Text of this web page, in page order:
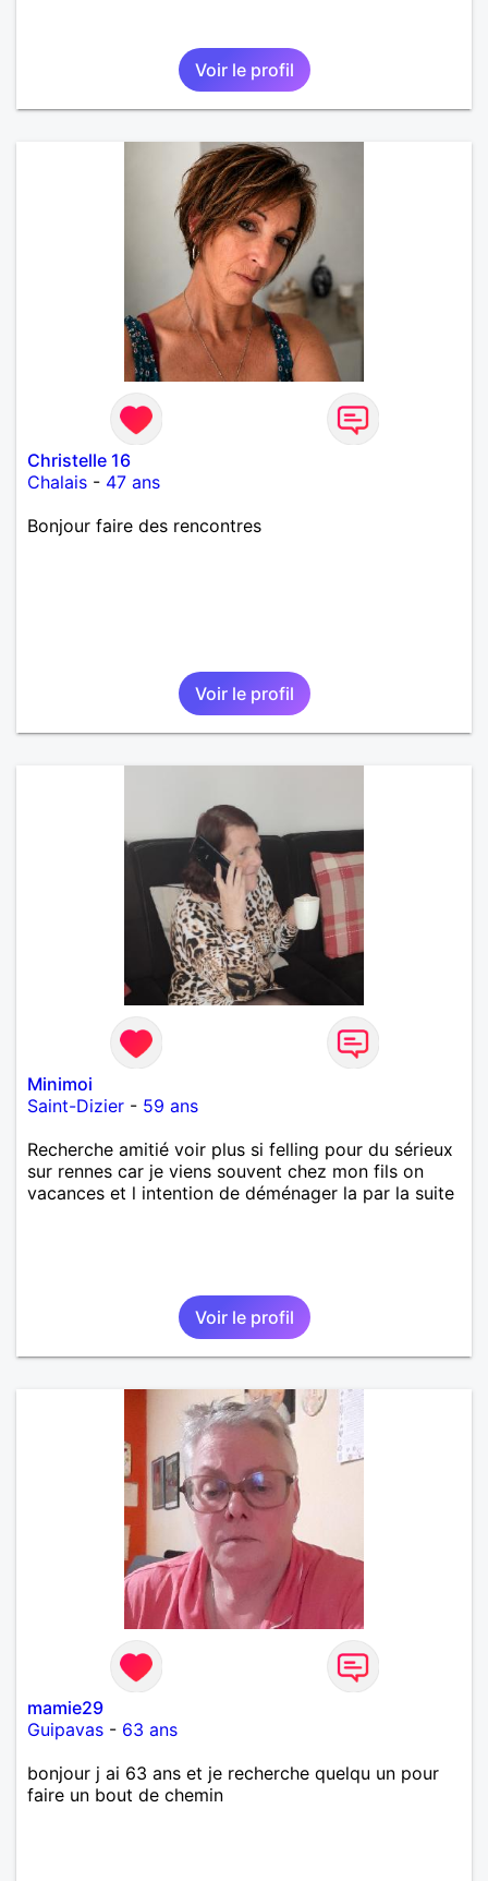
Voir le profil
Christelle 16
Chalais - 47 ans
Bonjour faire des rencontres
Voir le profil
Minimoi
Saint-Dizier - 59 ans
Recherche amitié voir plus si felling pour du sérieux
sur rennes car je viens souvent chez mon fils on
vacances et l intention de déménager la par la suite
Voir le profil
mamie29
Guipavas - 63 ans
bonjour j ai 63 ans et je recherche quelqu un pour
faire un bout de chemin